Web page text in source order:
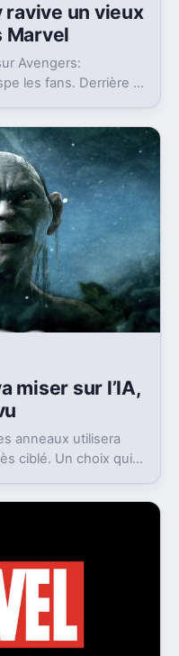
ravive un vieux
Marvel
Avengers:
les fans. Derrière la
miser sur l’IA,
anneaux utilisera
ciblé. Un choix qui